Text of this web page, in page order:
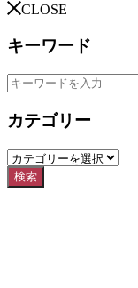
CLOSE
キーワード
カテゴリー
検索